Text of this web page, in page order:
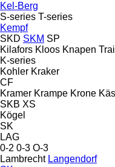
Kel-Berg
S-series T-series
Kempf
SKD SKM SP
Kilafors Kloos Knapen
K-series
Kohler Kraker
CF
Kramer Krampe Krone
SKB XS
Kögel
SK
LAG
0-2 0-3 O-3
Lambrecht Langendorf